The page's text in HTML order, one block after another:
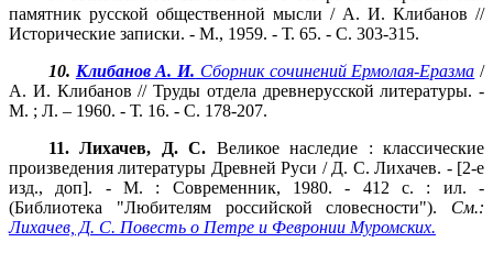
памятник русской общественной мысли / А. И. Клибанов //
Исторические записки. - М., 1959. - Т. 65. - С. 303-315.
10. КлибановА. И. Сборник сочинений Ермолая-Еразма /
А. И. Клибанов // Труды отдела древнерусской литературы. -
М. ; Л. – 1960. - Т. 16. - С. 178-207.
11. Лихачев, Д. С. Великое наследие : классические
произведения литературы Древней Руси / Д. С. Лихачев. - [2-е
изд., доп]. - М. : Современник, 1980. - 412 с. : ил. -
(Библиотека "Любителям российской словесности"). См.:
Лихачев, Д. С. Повесть о Петре и Февронии Муромских.